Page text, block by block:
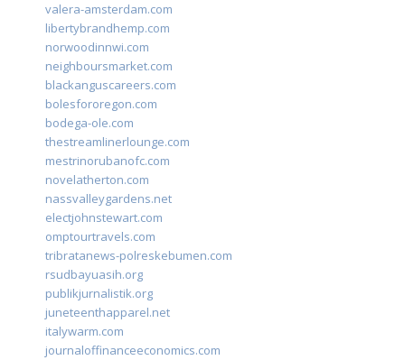
valera-amsterdam.com
libertybrandhemp.com
norwoodinnwi.com
neighboursmarket.com
blackanguscareers.com
bolesfororegon.com
bodega-ole.com
thestreamlinerlounge.com
mestrinorubanofc.com
novelatherton.com
nassvalleygardens.net
electjohnstewart.com
omptourtravels.com
tribratanews-polreskebumen.com
rsudbayuasih.org
publikjurnalistik.org
juneteenthapparel.net
italywarm.com
journaloffinanceeconomics.com